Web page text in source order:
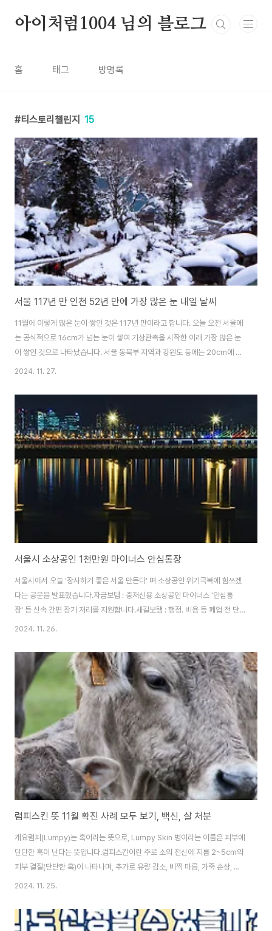
아이처럼1004 님의 블로그
홈 태그 방명록
티스토리챌린지 15
서울 117년 만 인천 52년 만에 가장 많은 눈 내일 날씨
11월에 이렇게 많은 눈이 쌓인 것은 117년 만이라고 합니다. 오늘 오전 서울에
는 공식적으로 16cm가 넘는 눈이 쌓여 기상관측을 시작한 이래 가장 많은 눈
이 쌓인 것으로 나타났습니다. 서울 동북부 지역과 강원도 등에는 20cm에 육
박하는 눈이 쌓였으며, 인천 또한 52년 만에 가장 많은 적설량을 기록했습니
가 하면 도로 곳곳에서 사고가 나면서 시민 불편이 잇따랐습니다. 계양구의 한
지역에서는 쌓인 눈 무게를 버티지 못한 가로수가 부러져 차량 위로 떨어지는
사고도 있었습니다. 또 오전에는 인천대교에서 눈길에 미끄러진 차량들이 연달
아 추돌사고를 내면서 극심한 교통 정체를 일으키는 등 인천 시내 곳곳에서 크
2024. 11. 27.
서울시 소상공인 1천만원 마이너스 안심통장
서울시에서 오늘 '장사하기 좋은 서울 만든다' 며 소상공인 위기극복에 힘쓰겠
다는 공문을 발표했습니다.자금보탬 : 중저신용 소상공인 마이너스 '안심통
장' 등 신속 간편 장기 저리를 지원합니다.새길보탬 : 행정. 비용 등 폐업 전 단
계 지원, 취업 원할시 직업교육이나 일자리도 알선한다고 밝혔습니다.매출보탬
탭니다.공정보탭 : 소상공인 고용보험료에 이어 산재보험료도 지원하며 가맹점
주를 적극 보호하겠다고 나섰습니다. 서울시는 장기적인 경기침체와 온라인
중심의 소비 트렌드 변화로 위기에 처한 영세 소상공인들에게 신속,간편,장기,
저리로 자금을 지원한다고 밝혔습니다. 우선 제1금융권 대출이 어려워 2.3금
융까지 내몰리고 있는 영세 중..
2024. 11. 26.
럼피스킨 뜻 11월 확진 사례 모두 보기, 백신, 살 처분
개요럼피(Lumpy)는 혹이라는 뜻으로, Lumpy Skin 병이라는 이름은 피부에
단단한 혹이 난다는 뜻입니다.럼피스킨이란 주로 소의 전신에 지름 2~5cm의
피부 결절(단단한 혹)이 나타나며, 추가로 유량 감소, 비쩍 마름, 가죽 손상, 유
산, 불임, 고열, 침 흘림, 눈과 코의 분비물 증가 등의 심각한 생산성 저하를 유
나 최근 들어 유럽과 아시아로 확산되는 추세입니다. 우리나라엔 2023년에
처음 발견되었습니다. 자세한 상황은 농림축산식품부에서 확인 가능합니다.감
2024. 11. 25.